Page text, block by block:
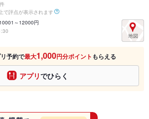
件
で評点が表示されます
10001～12000円
予約で最大1,000円分ポイント もらえる
アプリでひらく